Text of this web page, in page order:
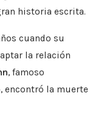
historia escrita.
cuando su
la relación
, famoso
encontró la muerte